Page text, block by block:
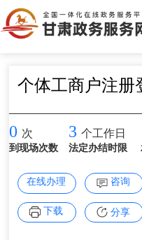
个体工商户注册
0 次
到现场次数
3 个工作日
法定办结时限
在线办理 咨询
下载 分享